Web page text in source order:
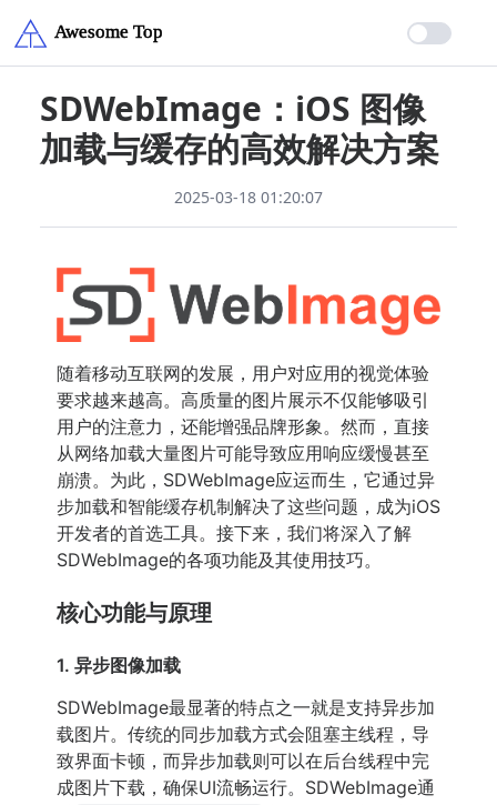
SDWebImage：iOS 图像
加载与缓存的高效解决方案
2025-03-18 01:20:07
随着移动互联网的发展，用户对应用的视觉体验
要求越来越高。高质量的图片展示不仅能够吸引
用户的注意力，还能增强品牌形象。然而，直接
从网络加载大量图片可能导致应用响应缓慢甚至
崩溃。为此，SDWebImage应运而生，它通过异
步加载和智能缓存机制解决了这些问题，成为iOS
开发者的首选工具。接下来，我们将深入了解
SDWebImage的各项功能及其使用技巧。
核心功能与原理
1. 异步图像加载
SDWebImage最显著的特点之一就是支持异步加
载图片。传统的同步加载方式会阻塞主线程，导
致界面卡顿，而异步加载则可以在后台线程中完
成图片下载，确保UI流畅运行。SDWebImage通